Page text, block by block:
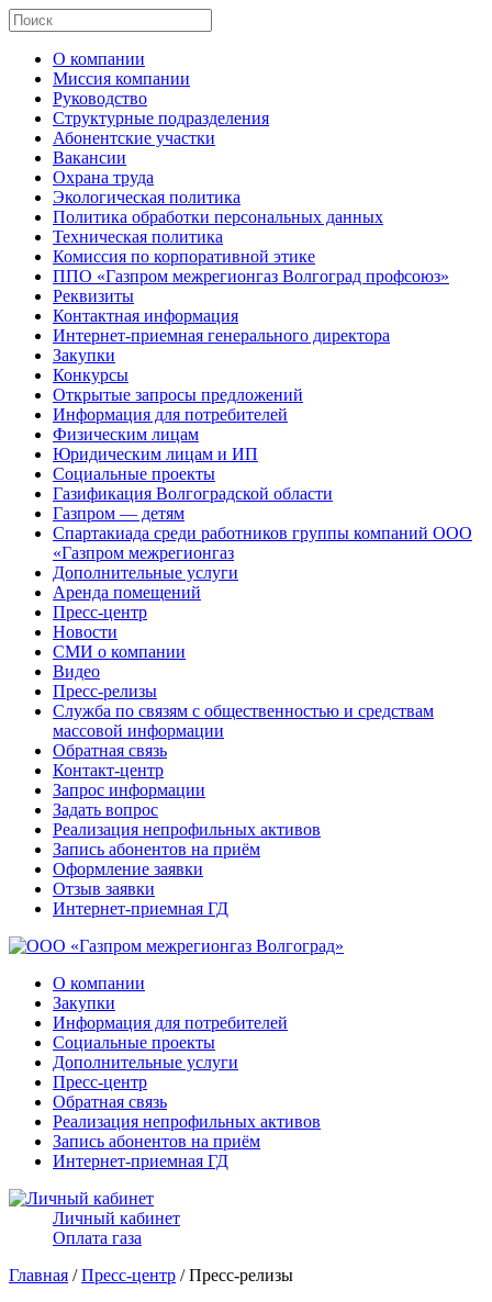
О компании
Миссия компании
Руководство
Структурные подразделения
Абонентские участки
Вакансии
Охрана труда
Экологическая политика
Политика обработки персональных данных
Техническая политика
Комиссия по корпоративной этике
ППО «Газпром межрегионгаз Волгоград профсоюз»
Реквизиты
Контактная информация
Интернет-приемная генерального директора
Закупки
Конкурсы
Открытые запросы предложений
Информация для потребителей
Физическим лицам
Юридическим лицам и ИП
Социальные проекты
Газификация Волгоградской области
Газпром — детям
Спартакиада среди работников группы компаний ООО
«Газпром межрегионгаз
Дополнительные услуги
Аренда помещений
Пресс-центр
Новости
СМИ о компании
Видео
Пресс-релизы
Служба по связям с общественностью и средствам
массовой информации
Обратная связь
Контакт-центр
Запрос информации
Задать вопрос
Реализация непрофильных активов
Запись абонентов на приём
Оформление заявки
Отзыв заявки
Интернет-приемная ГД
О компании
Закупки
Информация для потребителей
Социальные проекты
Дополнительные услуги
Пресс-центр
Обратная связь
Реализация непрофильных активов
Запись абонентов на приём
Интернет-приемная ГД
Личный кабинет
Оплата газа
Главная /Пресс-центр / Пресс-релизы